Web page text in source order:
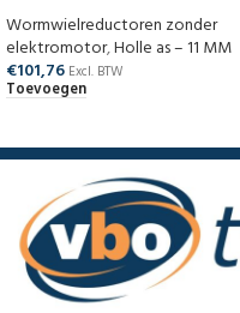
Wormwielreductoren zonder
elektromotor,Holle as – 11 MM
€101,76 Excl. BTW
Toevoegen